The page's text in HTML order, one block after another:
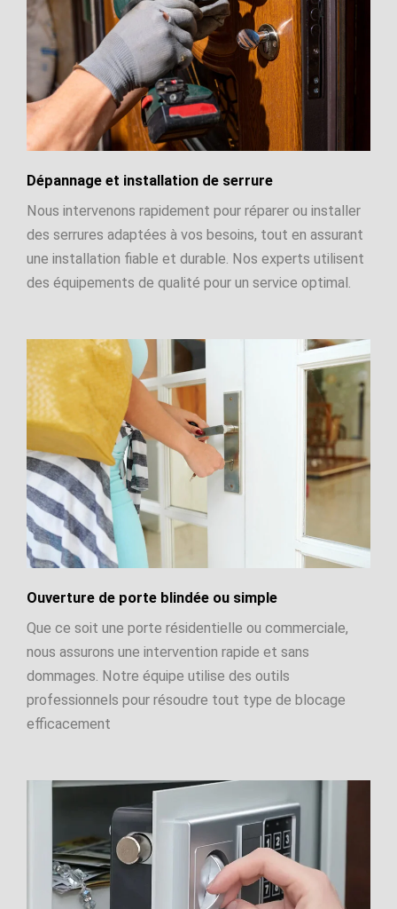
Dépannage et installation de serrure
Nous intervenons rapidement pour réparer ou installer
des serrures adaptées à vos besoins, tout en assurant
une installation fiable et durable. Nos experts utilisent
des équipements de qualité pour un service optimal.
Ouverture de porte blindée ou simple
Que ce soit une porte résidentielle ou commerciale,
nous assurons une intervention rapide et sans
dommages. Notre équipe utilise des outils
professionnels pour résoudre tout type de blocage
efficacement